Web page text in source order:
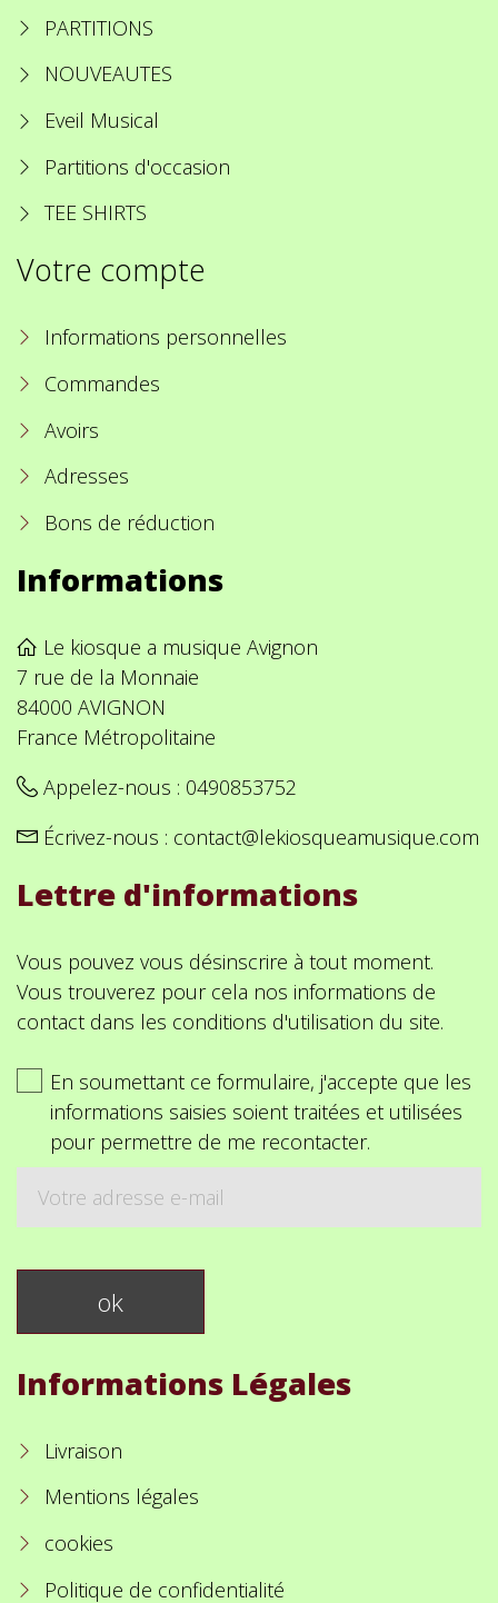
PARTITIONS
NOUVEAUTES
Eveil Musical
Partitions d'occasion
TEE SHIRTS
Votre compte
Informations personnelles
Commandes
Avoirs
Adresses
Bons de réduction
Informations
Le kiosque a musique Avignon
7 rue de la Monnaie
84000 AVIGNON
France Métropolitaine
Appelez-nous : 0490853752
Écrivez-nous : contact@lekiosqueamusique.com
Lettre d'informations
Vous pouvez vous désinscrire à tout moment.
Vous trouverez pour cela nos informations de
contact dans les conditions d'utilisation du site.
En soumettant ce formulaire, j'accepte que les
informations saisies soient traitées et utilisées
pour permettre de me recontacter.
Informations Légales
Livraison
Mentions légales
cookies
Politique de confidentialité